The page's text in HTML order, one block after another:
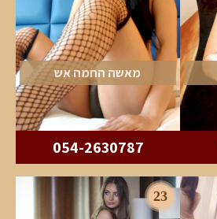
מאשה החמה אש
054-2630787
23